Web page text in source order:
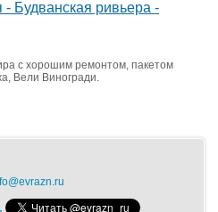
- Будванская ривьера -
с хорошим ремонтом, пакетом
Вели Виногради.